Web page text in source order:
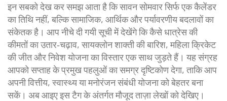
इन सबको देख कर समझ आता है कि सावन सोमवार सिर्फ एक कैलेंडर
का तिथि नहीं, बल्कि सामाजिक, आर्थिक और पर्यावरणीय बदलावों का
संकेतक है। आप नीचे दी गयी सूची में देखेंगे कि कैसे धात्रेस की
कीमतों का उतार‑चढ़ाव, सायक्लोन शाक्ती की बारिश, महिला क्रिकेट
की जीत और निवेश योजना का विस्तार एक साथ जुड़ते हैं। यह संग्रह
आपको सप्ताह के प्रमुख पहलुओं का समग्र दृष्टिकोण देगा, ताकि आप
अपनी वित्तीय, स्वास्थ्य या मनोरंजन संबंधी योजना को बेहतर बना
सकें। अब आइए इस टैग के अंतर्गत मौजूद ताज़ा लेखों को देखिए।